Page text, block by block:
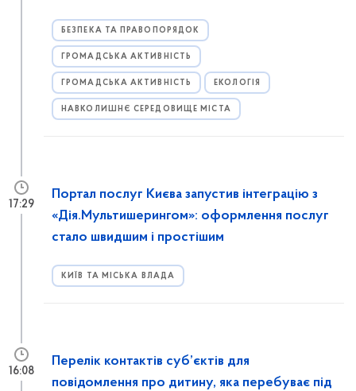
БЕЗПЕКА ТА ПРАВОПОРЯДОК
ГРОМАДСЬКА АКТИВНІСТЬ
ГРОМАДСЬКА АКТИВНІСТЬ ЕКОЛОГІЯ
НАВКОЛИШНЄ СЕРЕДОВИЩЕ МІСТА
Портал послуг Києва запустив інтеграцію з
«Дія.Мультишерингом»: оформлення послуг
стало швидшим і простішим
КИЇВ ТА МІСЬКА ВЛАДА
17:29
Перелік контактів суб’єктів для
повідомлення про дитину, яка перебуває під
16:08